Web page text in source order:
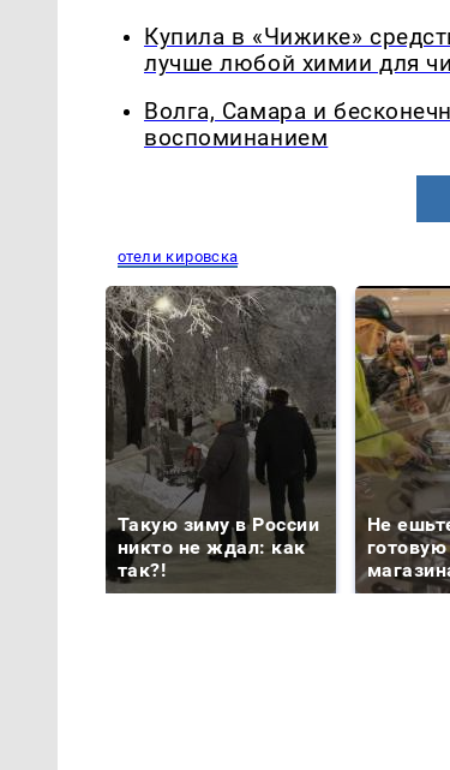
Купила в «Чижике»
лучше любой химии для
Волга, Самара и
воспоминанием
отели кировска
Такую зиму в России
никто не ждал: как
так?!
Не